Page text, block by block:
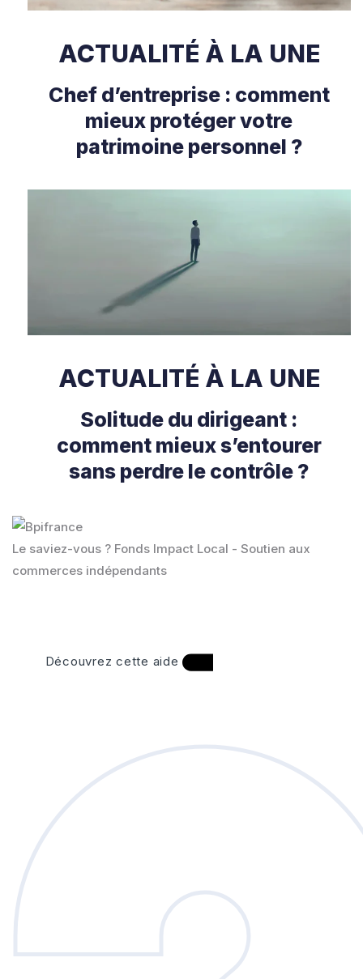
ACTUALITÉ À LA UNE
Chef d’entreprise : comment
mieux protéger votre
patrimoine personnel ?
ACTUALITÉ À LA UNE
Solitude du dirigeant :
comment mieux s’entourer
sans perdre le contrôle ?
Le saviez-vous ? Fonds Impact Local - Soutien aux
commerces indépendants
Découvrez cette aide